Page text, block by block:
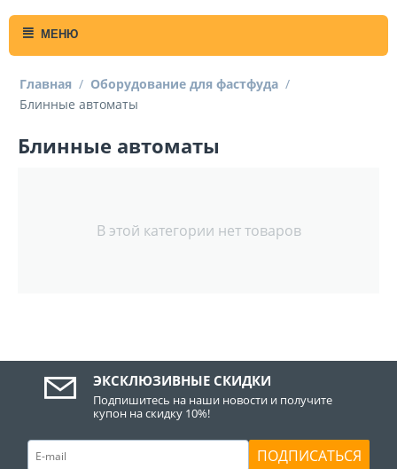
МЕНЮ
Главная / Оборудование для фастфуда /
Блинные автоматы
Блинные автоматы
В этой категории нет товаров
ЭКСКЛЮЗИВНЫЕ СКИДКИ
Подпишитесь на наши новости и получите
купон на скидку 10%!
ПОДПИСАТЬСЯ